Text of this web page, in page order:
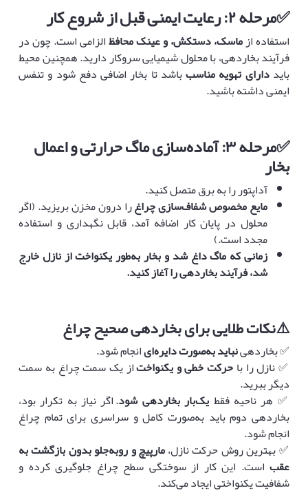
✅مرحله۲: رعایت ایمنی قبل از شروع کار
استفاده ازماسک، دستکش، و عینک محافظالزامی است. چون در
فرآیند بخاردهی، با محلول شیمیایی سروکار دارید. همچنین محیط
بایددارای تهویه مناسبباشد تا بخار اضافی دفع شود و تنفس
ایمنی داشته باشید.
✅مرحله۳: آماده‌سازی ماگ حرارتی و اعمال
بخار
آداپتور را به برق متصل کنید.
مایع مخصوص شفاف‌سازی چراغرا درون مخزن بریزید. (اگر
محلول در پایان کار اضافه آمد، قابل نگهداری و استفاده
مجدد است.)
زمانی که ماگ داغ شد و بخار به‌طور یکنواخت از نازل خارج
شد، فرآیند بخاردهی را آغاز کنید.
⚠️نکات طلایی برای بخاردهی صحیح چراغ
✅ بخاردهینباید به‌صورت دایره‌ایانجام شود.
✅ نازل را باحرکت خطی و یکنواختاز یک سمت چراغ به سمت
دیگر ببرید.
✅ هر ناحیه فقط یک‌بار بخاردهی شود. اگر نیاز به تکرار بود،
بخاردهی دوم باید به‌صورت کامل و سراسری برای تمام چراغ
انجام شود.
✅ بهترین روش حرکت نازل،مارپیچ و روبه‌جلو بدون بازگشت به
عقب است. این کار از سوختگی سطح چراغ جلوگیری کرده و
شفافیت یکنواختی ایجاد می‌کند.